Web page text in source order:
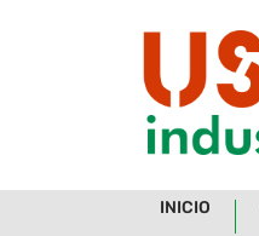
INICIO